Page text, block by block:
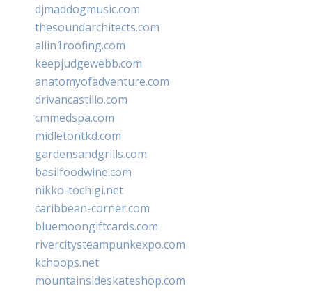
djmaddogmusic.com
thesoundarchitects.com
allin1roofing.com
keepjudgewebb.com
anatomyofadventure.com
drivancastillo.com
cmmedspa.com
midletontkd.com
gardensandgrills.com
basilfoodwine.com
nikko-tochigi.net
caribbean-corner.com
bluemoongiftcards.com
rivercitysteampunkexpo.com
kchoops.net
mountainsideskateshop.com